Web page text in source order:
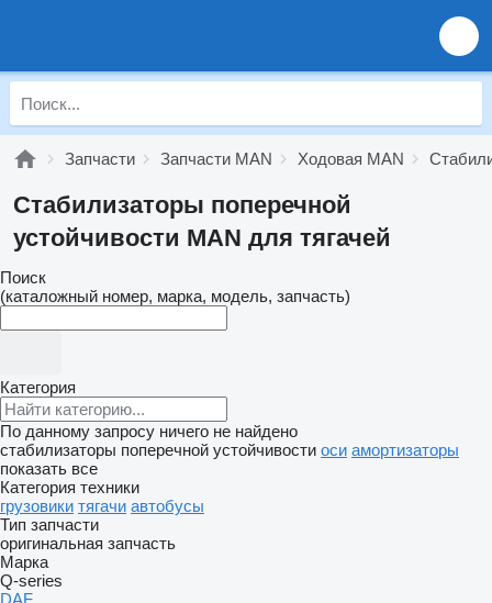
Запчасти Запчасти MAN Ходовая MAN
Стабилизаторы поперечной
устойчивости MAN для тягачей
Поиск
(каталожный номер, марка, модель, запчасть)
Категория
По данному запросу ничего не найдено
стабилизаторы поперечной устойчивости оси амортизаторы
показать все
Категория техники
грузовики тягачи автобусы
Тип запчасти
оригинальная запчасть
Марка
Q-series
DAF